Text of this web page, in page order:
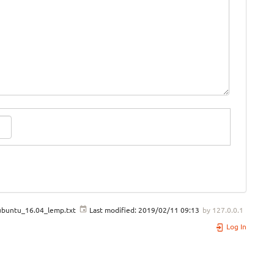
Last modified: 2019/02/11 09:13 by 127.0.0.1
Log In